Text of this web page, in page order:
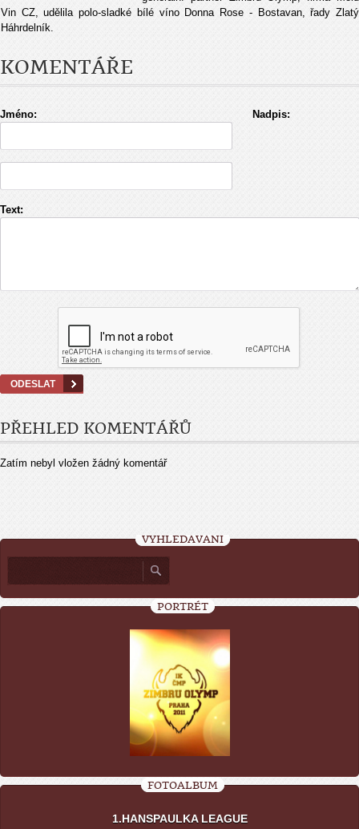
Vin CZ, udělila polo-sladké bílé víno Donna Rose - Bostavan, řady Zlatý
Нáhrdelník.
KOMENTÁŘE
Jméno: Nadpis:
Text:
PŘEHLED KOMENTÁŘŮ
Zatím nebyl vložen žádný komentář
VYHLEDÁVÁNÍ
PORTRÉT
FOTOALBUM
1.HANSPAULKA LEAGUE